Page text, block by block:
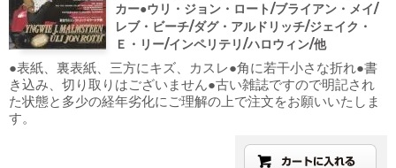
カー●ウリ・ジョン・ロート/ブライアン・メイ/
レブ・ビーチ/ダグ・アルドリッチ/ジェイク・
Ｅ・リー/インペリテリ/ハロウィン/他
●表紙、裏表紙、三方にキズ、カスレ●角に若干小さな折れ●書
き込み、切り取りはございません●古い雑誌ですので明記され
た状態と多少の経年劣化にご理解の上で注文をお願いいたしま
す。